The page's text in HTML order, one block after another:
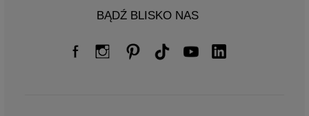
BĄDŹ BLISKO NAS